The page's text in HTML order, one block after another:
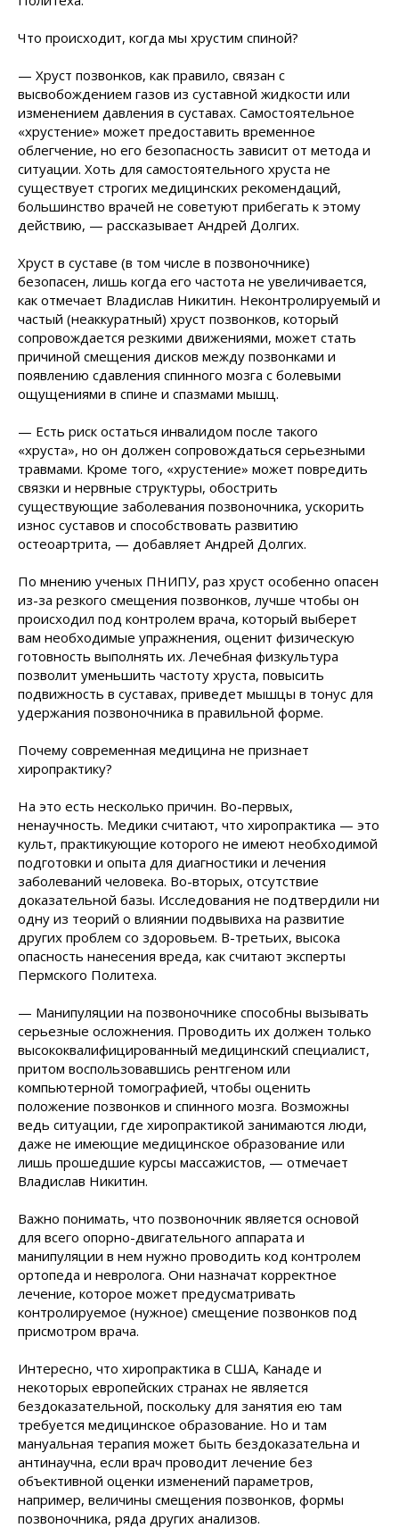
Что происходит, когда мы хрустим спиной?
— Хруст позвонков, как правило, связан с
высвобождением газов из суставной жидкости или
изменением давления в суставах. Самостоятельное
«хрустение» может предоставить временное
облегчение, но его безопасность зависит от метода и
ситуации. Хоть для самостоятельного хруста не
существует строгих медицинских рекомендаций,
большинство врачей не советуют прибегать к этому
действию, — рассказывает Андрей Долгих.
Хруст в суставе (в том числе в позвоночнике)
безопасен, лишь когда его частота не увеличивается,
как отмечает Владислав Никитин. Неконтролируемый и
частый (неаккуратный) хруст позвонков, который
сопровождается резкими движениями, может стать
причиной смещения дисков между позвонками и
появлению сдавления спинного мозга с болевыми
ощущениями в спине и спазмами мышц.
— Есть риск остаться инвалидом после такого
«хруста», но он должен сопровождаться серьезными
травмами. Кроме того, «хрустение» может повредить
связки и нервные структуры, обострить
существующие заболевания позвоночника, ускорить
износ суставов и способствовать развитию
остеоартрита, — добавляет Андрей Долгих.
По мнению ученых ПНИПУ, раз хруст особенно опасен
из-за резкого смещения позвонков, лучше чтобы он
происходил под контролем врача, который выберет
вам необходимые упражнения, оценит физическую
готовность выполнять их. Лечебная физкультура
позволит уменьшить частоту хруста, повысить
подвижность в суставах, приведет мышцы в тонус для
удержания позвоночника в правильной форме.
Почему современная медицина не признает
хиропрактику?
На это есть несколько причин. Во-первых,
ненаучность. Медики считают, что хиропрактика — это
культ, практикующие которого не имеют необходимой
подготовки и опыта для диагностики и лечения
заболеваний человека. Во-вторых, отсутствие
доказательной базы. Исследования не подтвердили ни
одну из теорий о влиянии подвывиха на развитие
других проблем со здоровьем. В-третьих, высока
опасность нанесения вреда, как считают эксперты
Пермского Политеха.
— Манипуляции на позвоночнике способны вызывать
серьезные осложнения. Проводить их должен только
высококвалифицированный медицинский специалист,
притом воспользовавшись рентгеном или
компьютерной томографией, чтобы оценить
положение позвонков и спинного мозга. Возможны
ведь ситуации, где хиропрактикой занимаются люди,
даже не имеющие медицинское образование или
лишь прошедшие курсы массажистов, — отмечает
Владислав Никитин.
Важно понимать, что позвоночник является основой
для всего опорно-двигательного аппарата и
манипуляции в нем нужно проводить код контролем
ортопеда и невролога. Они назначат корректное
лечение, которое может предусматривать
контролируемое (нужное) смещение позвонков под
присмотром врача.
Интересно, что хиропрактика в США, Канаде и
некоторых европейских странах не является
бездоказательной, поскольку для занятия ею там
требуется медицинское образование. Но и там
мануальная терапия может быть бездоказательна и
антинаучна, если врач проводит лечение без
объективной оценки изменений параметров,
например, величины смещения позвонков, формы
позвоночника, ряда других анализов.